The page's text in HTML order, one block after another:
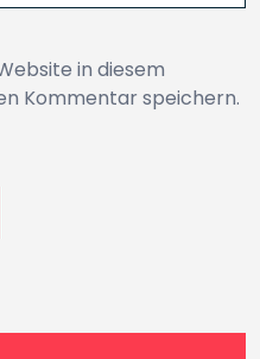
in diesem
Kommentar speichern.